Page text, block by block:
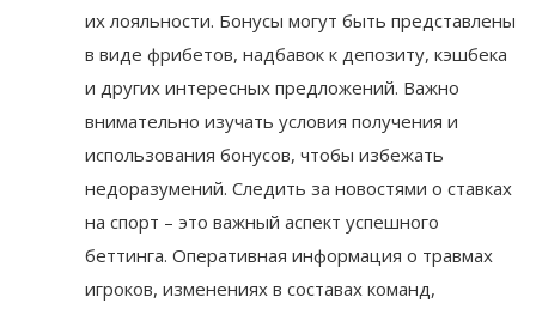
их лояльности. Бонусы могут быть представлены
в виде фрибетов, надбавок к депозиту, кэшбека
и других интересных предложений. Важно
внимательно изучать условия получения и
использования бонусов, чтобы избежать
недоразумений. Следить за новостями о ставках
на спорт – это важный аспект успешного
беттинга. Оперативная информация о травмах
игроков, изменениях в составах команд,